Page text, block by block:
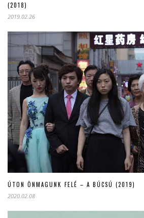
(2018)
2019.02.26
ÚTON ÖNMAGUNK FELÉ – A BÚCSÚ (2019)
2020.02.08